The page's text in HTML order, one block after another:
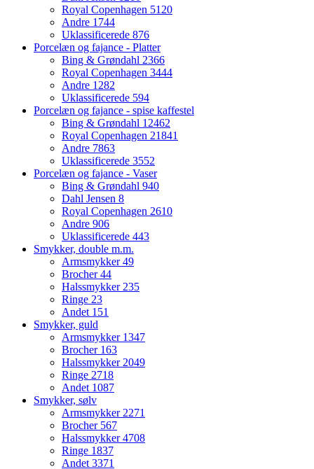
Royal Copenhagen 5120
Andre 1744
Uklassificerede 876
Porcelæn og fajance - Platter
Bing & Grøndahl 2366
Royal Copenhagen 3444
Andre 1282
Uklassificerede 594
Porcelæn og fajance - spise kaffestel
Bing & Grøndahl 12462
Royal Copenhagen 21841
Andre 7863
Uklassificerede 3552
Porcelæn og fajance - Vaser
Bing & Grøndahl 940
Dahl Jensen 8
Royal Copenhagen 2610
Andre 906
Uklassificerede 443
Smykker, double m.m.
Armsmykker49
Brocher44
Halssmykker235
Ringe 23
Andet 151
Smykker, guld
Armsmykker 1347
Brocher 163
Halssmykker2049
Ringe 2718
Andet 1087
Smykker, sølv
Armsmykker2271
Brocher 567
Halssmykker4708
Ringe 1837
Andet3371